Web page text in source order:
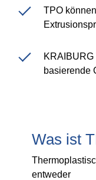
Nachhaltige TPE-
ISCC Plus-
Download
TPO
basierende
Was ist
entweder